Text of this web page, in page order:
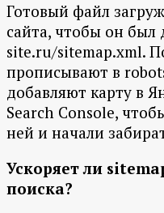
Готовый файл
сайта, чтобы он был
site.ru/sitemap.xml.
прописывают в
добавляют карту в
Search Console,
ней и начали
Ускоряет ли
поиска?